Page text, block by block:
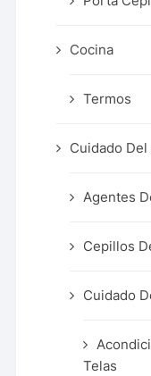
Cocina
Termos
Cuidado
Agentes
Cepillos
Cuidado
Telas